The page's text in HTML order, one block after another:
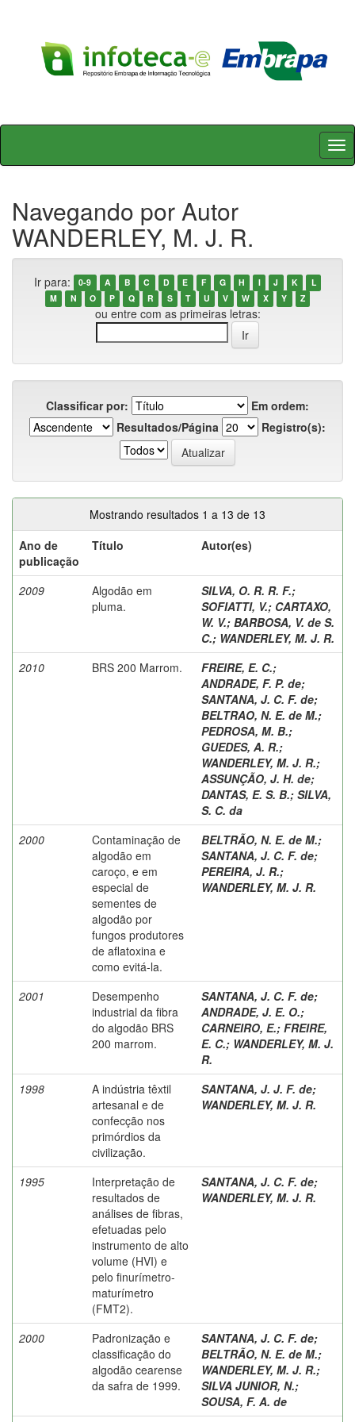
Skip
Navegando por Autor
WANDERLEY, M. J. R.
Ir para: 0-9 A B C D E F G H I J K
L
M
N O P Q R S T U V W X Y Z
ou entre com as primeiras letras:
Classificar por:
Em ordem:
Resultados/Página
Registro(s):
Mostrando resultados 1 a 13 de 13
Ano de
publicação
Título Autor(es)
2009
Algodão em
pluma.
SILVA, O. R. R. F.;
SOFIATTI, V.; CARTAXO,
W. V.; BARBOSA, V. de S.
C.; WANDERLEY, M. J. R.
2010
BRS 200 Marrom. FREIRE, E. C.;
ANDRADE, F. P. de;
SANTANA, J. C. F. de;
BELTRAO, N. E. de M.;
PEDROSA, M. B.;
GUEDES, A. R.;
WANDERLEY, M. J. R.;
ASSUNÇÃO, J. H. de;
DANTAS, E. S. B.; SILVA,
S. C. da
2000
Contaminação de
algodão em
caroço, e em
especial de
sementes de
algodão por
fungos produtores
de aflatoxina e
como evitá-la.
BELTRÃO, N. E. de M.;
SANTANA, J. C. F. de;
PEREIRA, J. R.;
WANDERLEY, M. J. R.
2001
Desempenho
industrial da fibra
do algodão BRS
200 marrom.
SANTANA, J. C. F. de;
ANDRADE, J. E. O.;
CARNEIRO, E.; FREIRE,
E. C.; WANDERLEY, M. J.
R.
1998
A indústria têxtil
artesanal e de
confecção nos
primórdios da
civilização.
SANTANA, J. J. F. de;
WANDERLEY, M. J. R.
1995
Interpretação de
resultados de
análises de fibras,
efetuadas pelo
instrumento de alto
volume (HVI) e
pelo finurímetro-
maturímetro
(FMT2).
SANTANA, J. C. F. de;
WANDERLEY, M. J. R.
2000
Padronização e
classificação do
algodão cearense
da safra de 1999.
SANTANA, J. C. F. de;
BELTRÃO, N. E. de M.;
WANDERLEY, M. J. R.;
SILVA JUNIOR, N.;
SOUSA, F. A. de